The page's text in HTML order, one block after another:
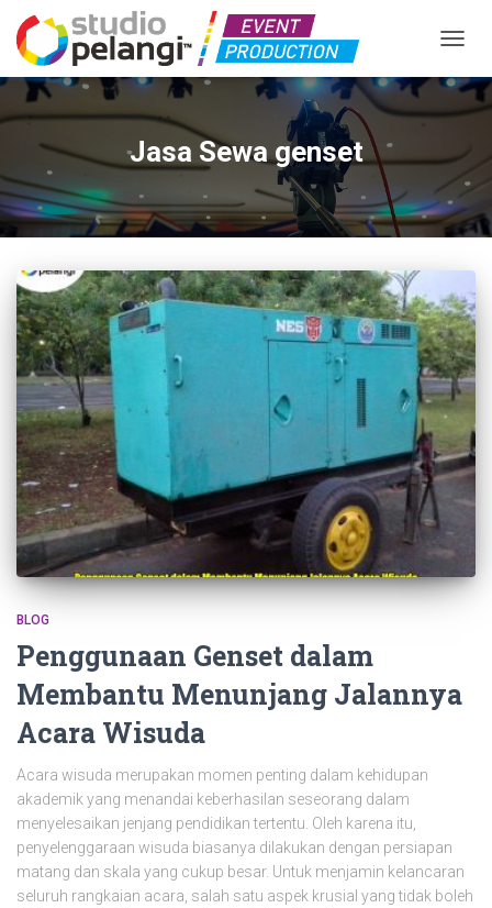
Jasa Sewa genset
BLOG
Penggunaan Genset dalam
Membantu Menunjang Jalannya
Acara Wisuda
Acara wisuda merupakan momen penting dalam kehidupan
akademik yang menandai keberhasilan seseorang dalam
menyelesaikan jenjang pendidikan tertentu. Oleh karena itu,
penyelenggaraan wisuda biasanya dilakukan dengan persiapan
matang dan skala yang cukup besar. Untuk menjamin kelancaran
seluruh rangkaian acara, salah satu aspek krusial yang tidak boleh